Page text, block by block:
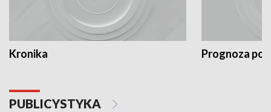
Kronika Prognoza
PUBLICYSTYKA